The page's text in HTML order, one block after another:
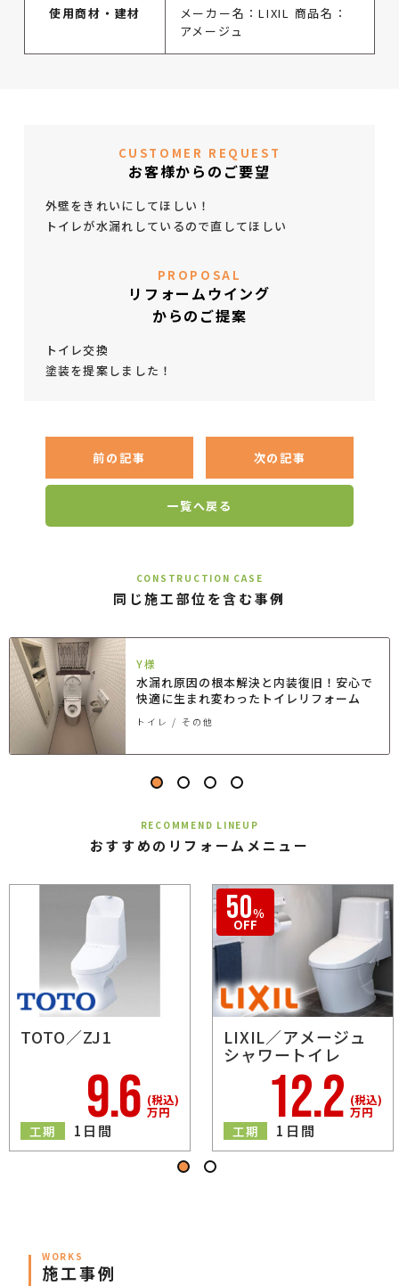
使用商材・建材
メーカー名：LIXIL 商品名：
アメージュ
CUSTOMER REQUEST
お客様からのご要望
外壁をきれいにしてほしい！
トイレが水漏れしているので直してほしい
PROPOSAL
リフォームウイング
からのご提案
トイレ交換
塗装を提案しました！
前の記事 次の記事
一覧へ戻る
CONSTRUCTION CASE
同じ施工部位を含む事例
Y様
水漏れ原因の根本解決と内装復旧！安心で
快適に生まれ変わったトイレリフォーム
トイレ その他
RECOMMEND LINEUP
おすすめのリフォームメニュー
TOTO／ZJ1
9.6 (税込)
万円
工期 1日間
50 ％
LIXIL／アメージュ
シャワートイレ
12.2 (税込)
万円
工期 1日間
WORKS
施工事例